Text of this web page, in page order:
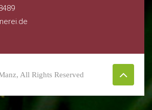
All Rights Reserved